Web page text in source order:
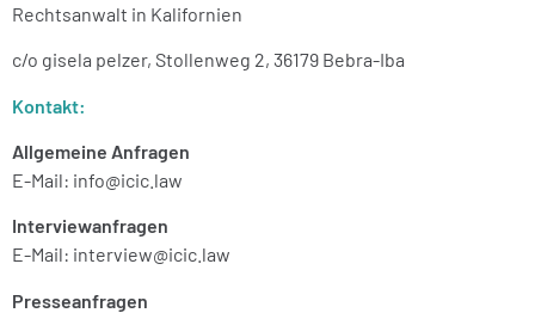
Rechtsanwalt in Kalifornien
c/o gisela pelzer, Stollenweg 2, 36179 Bebra-Iba
Kontakt:
Allgemeine Anfragen
E-Mail: info@icic.law
Interviewanfragen
E-Mail: interview@icic.law
Presseanfragen